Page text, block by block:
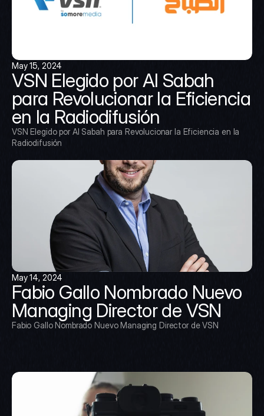
May 15, 2024
VSN Elegido por Al Sabah
para Revolucionar la Eficiencia
en la Radiodifusión
VSN Elegido por Al Sabah para Revolucionar la Eficiencia en la
Radiodifusión
May 14, 2024
Fabio Gallo Nombrado Nuevo
Managing Director de VSN
Fabio Gallo Nombrado Nuevo Managing Director de VSN